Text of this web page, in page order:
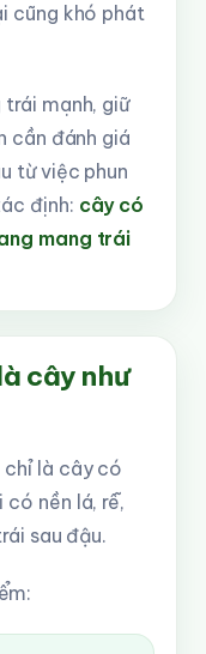
cũng khó phát
mạnh, giữ
cần đánh giá
từ việc phun
định: cây có
mang trái
cây như
chỉ là cây có
có nền lá, rễ,
sau đậu.